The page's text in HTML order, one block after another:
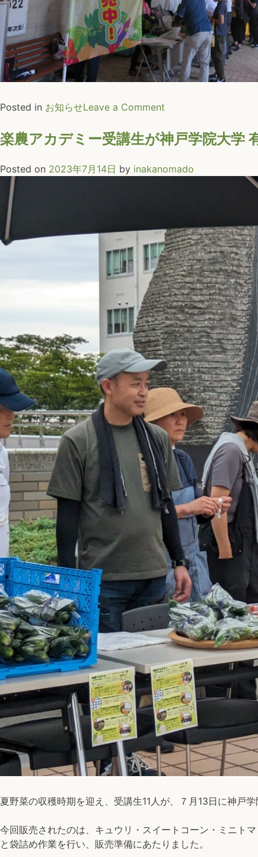
Posted in お知らせLeave a Comment
農
ア
デ
講
生
が
神
戸
学
院
大
学
ポ
ー
ト
イ
ラ
ン
ド
第
１
キ
パ
ス
で
「楽
農
マ
ル
シ
ェ」
と
し
て
夏
野
菜
の
販
を
い
ま
楽農アカデミー受講生が神戸学院大学
Posted on 2023年7月14日 by inakanomado
夏野菜の収穫時期を迎え、受講生11人が、７月13日に神戸
今回販売されたのは、キュウリ・スイートコーン・ミニト
と袋詰め作業を行い、販売準備にあたりました。